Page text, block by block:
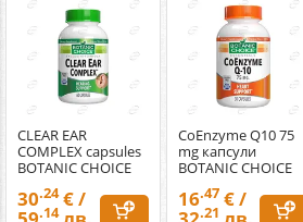
CLEAR EAR
COMPLEX capsules
BOTANIC CHOICE
30.24€ /
.14
CoEnzyme Q10 75
mg капсули
BOTANIC CHOICE
16.47€ /
.21